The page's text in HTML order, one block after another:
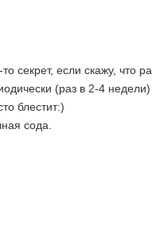
секрет, если скажу, что
(раз в 2-4
блестит:)
сода.